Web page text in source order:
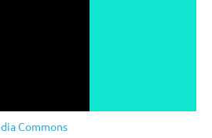
Commons